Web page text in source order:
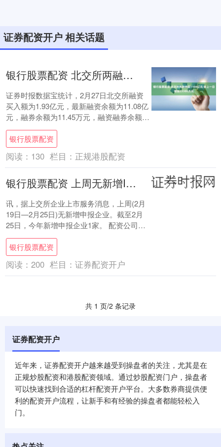
证券配资开户 相关话题
银行股票配资 北交所两融余额1108亿元 较上一日增加23380万元
证券时报数据宝统计，2月27日北交所融资
买入额为1.93亿元，最新融资余额为11.08亿
元，融券余额为11.45万元，融资融券余额为
11.08亿元。 配资的优势....
银行股票配资
阅读： 130 栏目： 正规港股配资
银行股票配资 上周无新增IPO申报企业
讯，据上交所企业上市服务消息，上周(2月
19日—2月25日)无新增申报企业。截至2月
25日，今年新增申报企业1家。 配资公司通
常提供1:2到1:10的杠杆比例，....
银行股票配资
阅读： 200 栏目： 证券配资开户
共 1 页/2 条记录
证券配资开户
近年来，证券配资开户越来越受到操盘者的关注，尤其是在
正规炒股配资和港股配资领域。通过炒股配资门户，操盘者
可以快速找到合适的杠杆配资开户平台。大多数券商提供便
利的配资开户流程，让新手和有经验的操盘者都能轻松入
门。